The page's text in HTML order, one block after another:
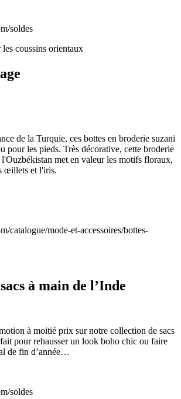
soldes
de la Turquie, ces bottes en broderie suzani
pour les pieds. Très décorative, cette broderie
met en valeur les motifs floraux,
œillets et l'iris.
catalogue/mode-et-accessoires/bottes-
à main de l’Inde
à moitié prix sur notre collection de sacs
pour rehausser un look boho chic ou faire
de fin d’année…
soldes